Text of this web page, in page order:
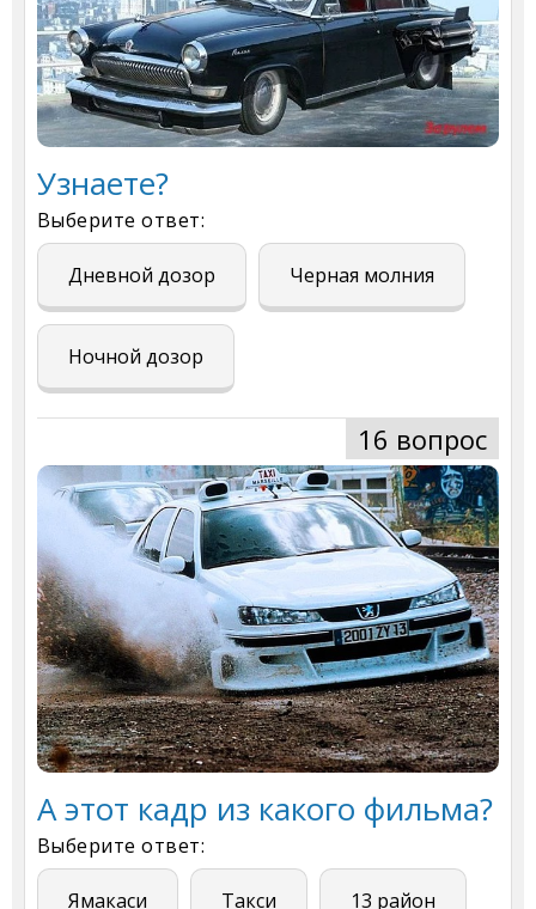
Узнаете?
Выберите ответ:
Дневной дозор Черная молния
Ночной дозор
16 вопрос
А этот кадр из какого фильма?
Выберите ответ:
Ямакаси Такси 13 район